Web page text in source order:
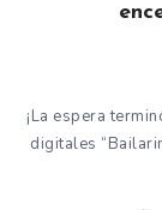
¡La espera
digitales